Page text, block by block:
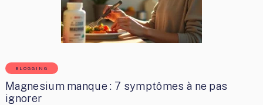
BLOGGING
Magnesium manque : 7 symptômes à ne pas
ignorer